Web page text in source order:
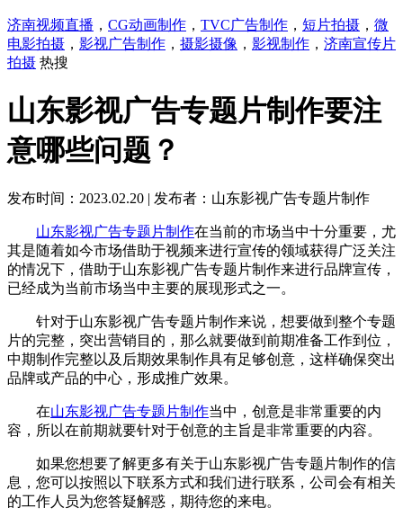
济南视频直播 ， CG动画制作 ， TVC广告制作 ， 短片拍摄 ， 微
电影拍摄 ， 影视广告制作 ， 摄影摄像 ， 影视制作 ， 济南宣传片
拍摄 热搜
山东影视广告专题片制作要注
意哪些问题？
发布时间：2023.02.20 | 发布者：山东影视广告专题片制作
山东影视广告专题片制作在当前的市场当中十分重要，尤
其是随着如今市场借助于视频来进行宣传的领域获得广泛关注
的情况下，借助于山东影视广告专题片制作来进行品牌宣传，
已经成为当前市场当中主要的展现形式之一。
针对于山东影视广告专题片制作来说，想要做到整个专题
片的完整，突出营销目的，那么就要做到前期准备工作到位，
中期制作完整以及后期效果制作具有足够创意，这样确保突出
品牌或产品的中心，形成推广效果。
在山东影视广告专题片制作当中，创意是非常重要的内
容，所以在前期就要针对于创意的主旨是非常重要的内容。
如果您想要了解更多有关于山东影视广告专题片制作的信
息，您可以按照以下联系方式和我们进行联系，公司会有相关
的工作人员为您答疑解惑，期待您的来电。